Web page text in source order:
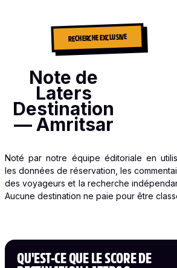
RECHERCHE EXCLUSIVE
Note de
Laters
Destination
— Amritsar
Noté par notre équipe éditoriale en
les données de réservation, les
des voyageurs et la recherche
Aucune destination ne paie pour être
QU'EST-CE QUE LE SCORE DE